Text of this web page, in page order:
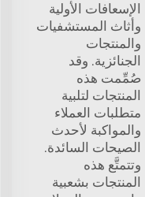
الإسعافات الأولية
وأثاث المستشفيات
والمنتجات
الجنائزية. وقد
صُمِّمت هذه
المنتجات لتلبية
متطلبات العملاء
والمواكبة لأحدث
الصيحات السائدة.
وتتمتَّع هذه
المنتجات بشعبية